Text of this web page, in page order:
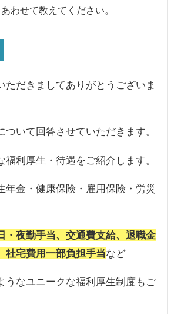
わせて教えてください。
ただきましてありがとうございま
ついて回答させていただきます。
福利厚生・待遇をご紹介します。
年金・健康保険・雇用保険・労災
・夜勤手当、交通費支給、退職金
社宅費用一部負担手当など
うなユニークな福利厚生制度もご